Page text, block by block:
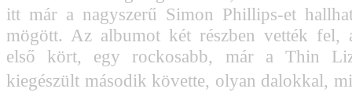
itt már a nagyszerű Simon Phillips-et
mögött. Az albumot két részben vették fel,
első kört, egy rockosabb, már a Thin
kiegészült második követte, olyan dalokkal,